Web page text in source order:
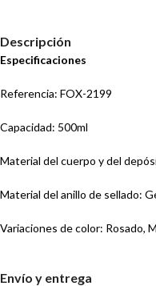
Descripción
Especificaciones
Referencia: FOX-2199
Capacidad: 500ml
Material del cuerpo y del
Material del anillo de sellado:
Variaciones de color: Rosado,
Envío y entrega